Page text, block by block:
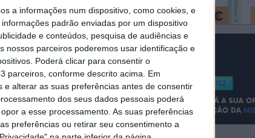
a informações num dispositivo, como cookies, e
padrão enviadas por um dispositivo
e conteúdos, pesquisa de audiências e
nossos parceiros poderemos usar identificação e
Poderá clicar para consentir o
parceiros, conforme descrito acima. Em
alterar as suas preferências antes de consentir
dos seus dados pessoais poderá
a esse processamento. As suas preferências
preferências ou retirar seu consentimento a